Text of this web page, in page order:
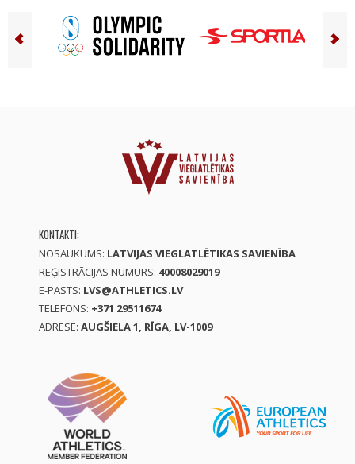
KONTAKTI:
NOSAUKUMS: LATVIJAS VIEGLATLĒTIKAS SAVIENĪBA
REĢISTRĀCIJAS NUMURS: 40008029019
E-PASTS: LVS@ATHLETICS.LV
TELEFONS: +371 29511674
ADRESE: AUGŠIELA 1, RĪGA, LV-1009